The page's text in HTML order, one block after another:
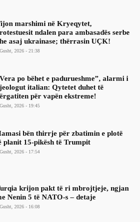
marshimi në Kryeqytet,
ndalen para ambasadës serbe
asaj ukrainase; thërrasin UÇK!
2026 - 21:38
po bëhet e padurueshme”, alarmi i
italian: Qytetet duhet të
për vapën ekstreme!
2026 - 19:45
bën thirrje për zbatimin e plotë
planit 15-pikësh të Trumpit
2026 - 17:54
krijon pakt të ri mbrojtjeje, ngjan
Nenin 5 të NATO-s – detaje
2026 - 16:08